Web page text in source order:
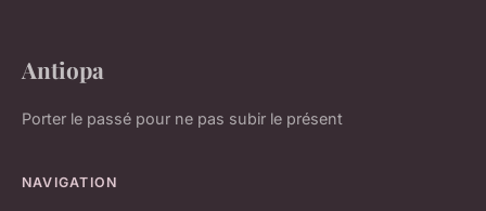
Antiopa
Porter le passé pour ne pas subir le présent
NAVIGATION